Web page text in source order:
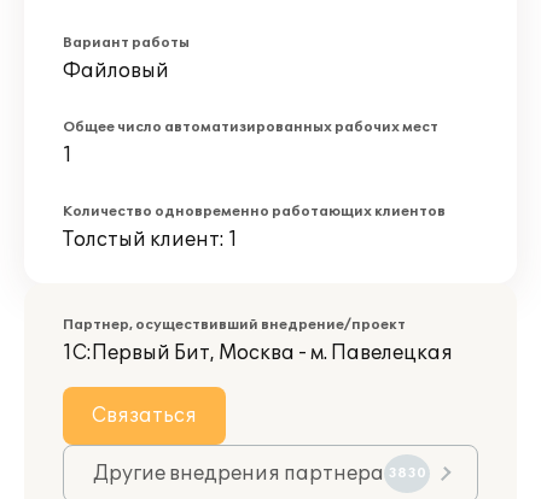
Вариант работы
Файловый
Общее число автоматизированных рабочих мест
1
Количество одновременно работающих клиентов
Толстый клиент: 1
Партнер, осуществивший внедрение/проект
1С:Первый Бит, Москва - м. Павелецкая
Связаться
Другие внедрения партнера 3830